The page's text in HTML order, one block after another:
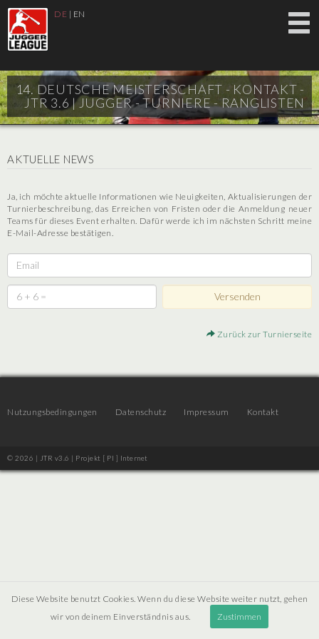
DE | EN
14. DEUTSCHE MEISTERSCHAFT - KONTAKT -
JTR 3.6 |JUGGER - TURNIERE - RANGLISTEN
AKTUELLE NEWS
Ja, ich möchte aktuelle Informationen wie Neuigkeiten, Aktualisierungen der
Turnierbeschreibung, das Erreichen von Fristen oder die Anmeldung neuer
Teams für dieses Event erhalten. Dafür werde ich im nächsten Schritt meine
E-Mail-Adresse bestätigen.
Zurück zur Turnierseite
Nutzungsbedingungen Datenschutz Impressum Kontakt
© 2026 | JTR v3.6 | Projekt [ PI ] Internet
Diese Website benutzt Cookies. Wenn du diese Website weiter nutzt, gehen
wir von deinem Einverständnis aus.
Zustimmen